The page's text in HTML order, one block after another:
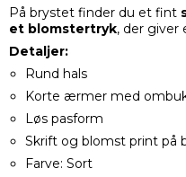
På brystet finder du et fint
et blomstertryk, der giver
Detaljer:
Rund hals
Korte ærmer med
Løs pasform
Skrift og blomst print på
Farve: Sort